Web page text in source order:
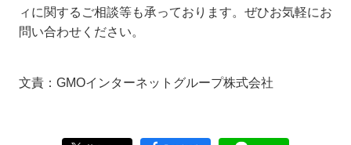
ィに関するご相談等も承っております。ぜひお気軽にお
問い合わせください。
文責：GMOインターネットグループ株式会社